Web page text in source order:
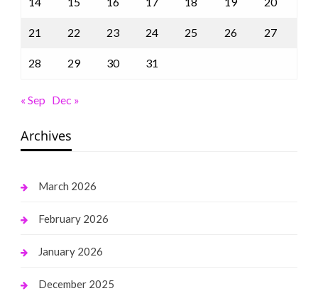
21 22 23 24 25 26 27
28 29 30 31
« Sep Dec »
Archives
March 2026
February 2026
January 2026
December 2025